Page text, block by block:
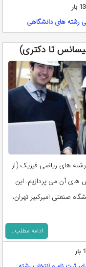
رشته های دانشگاهی
تا دکتری)
های ریاضی فیزیک (از
های آن می پردازیم. این
صنعتی امیرکبیر تهران،
ادامه مطلب...